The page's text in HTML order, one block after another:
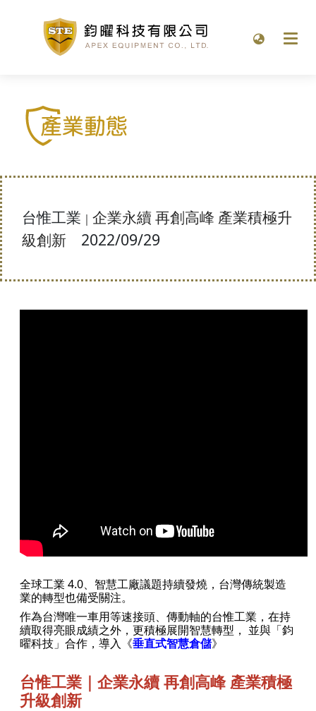
台惟工業 ｜ 企業永續 再創高峰 產業積極升
級創新
2022/09/29
全球工業 4.0、智慧工廠議題持續發燒，台灣傳統製造
業的轉型也備受關注。
作為台灣唯一車用等速接頭、傳動軸的台惟工業，在持
續取得亮眼成績之外，更積極展開智慧轉型， 並與「鈞
曜科技」合作，導入《垂直式智慧倉儲》
台惟工業｜企業永續 再創高峰 產業積極
升級創新